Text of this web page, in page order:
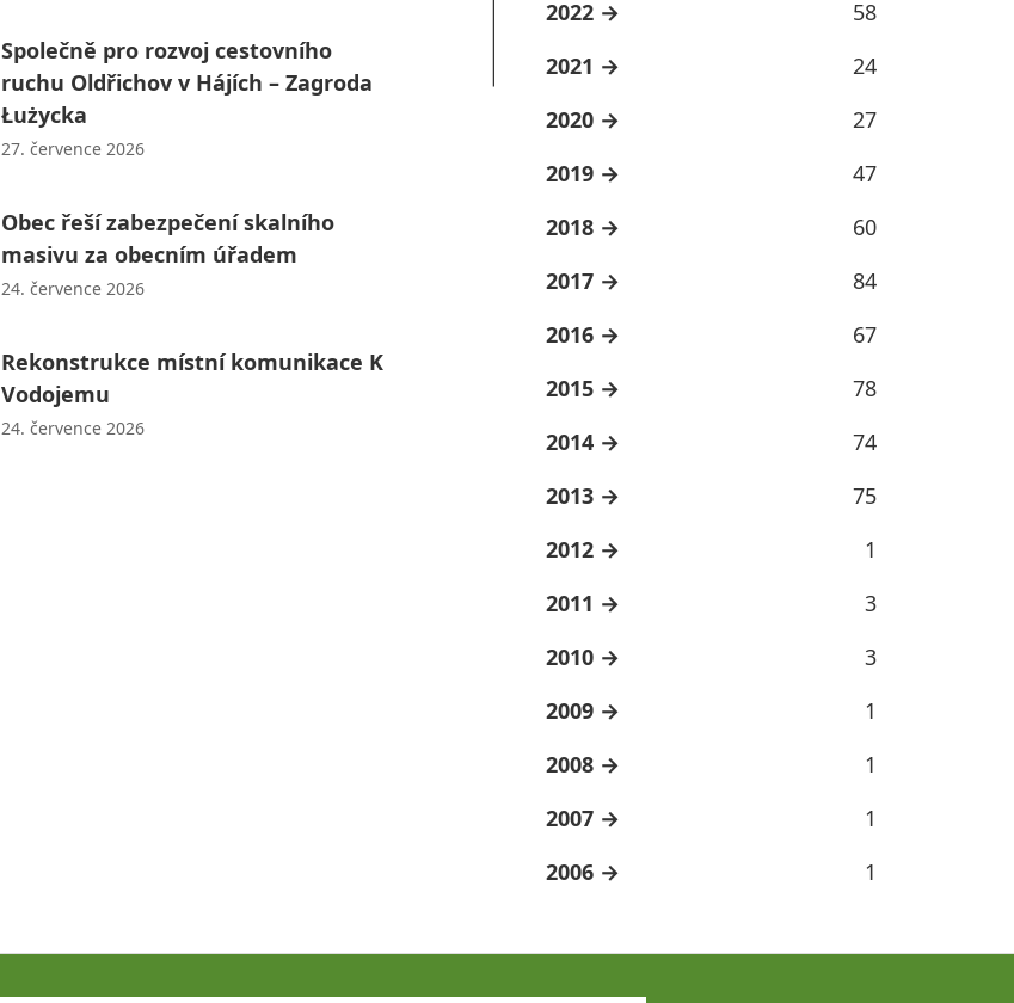
Společně pro rozvoj cestovního
ruchu Oldřichov v Hájích – Zagroda
Łużycka
27. července 2026
Obec řeší zabezpečení skalního
masivu za obecním úřadem
24. července 2026
Rekonstrukce místní komunikace K
Vodojemu
24. července 2026
2022
58
2021
24
2020
27
2019
47
2018
60
2017
84
2016
67
2015
78
2014
74
2013
75
2012
1
2011
3
2010
3
2009
1
2008
1
2007
1
2006
1